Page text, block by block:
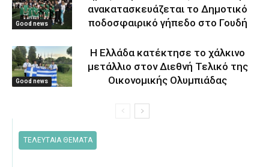
Good news
ανακατασκευάζεται το Δημοτικό
ποδοσφαιρικό γήπεδο στο Γουδή
Good news
Η Ελλάδα κατέκτησε το χάλκινο
μετάλλιο στον Διεθνή Τελικό της
Οικονομικής Ολυμπιάδας
ΤΕΛΕΥΤΑΙΑ ΘΕΜΑΤΑ